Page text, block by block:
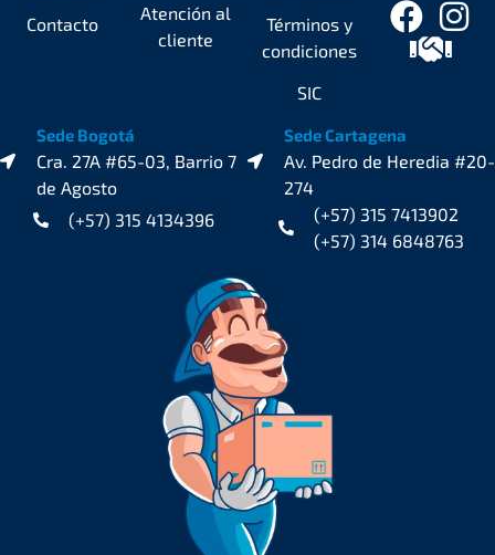
Contacto
Atención al
cliente
Términos y
condiciones
SIC
Sede Bogotá
Cra. 27A #65-03, Barrio 7
de Agosto
(+57) 315 4134396
Sede Cartagena
Av. Pedro de Heredia #20-
274
(+57) 315 7413902
(+57) 314 6848763